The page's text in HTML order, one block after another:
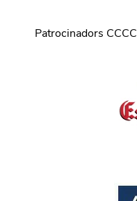
Patrocinadors CCCC